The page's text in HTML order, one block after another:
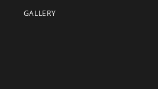
GALLERY